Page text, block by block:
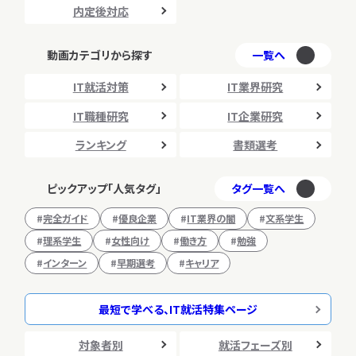
内定後対応
動画カテゴリから探す 一覧へ
IT就活対策
IT業界研究
IT職種研究
IT企業研究
ランキング
書類選考
ピックアップ「人気タグ」 タグ一覧へ
完全ガイド 優良企業 IT業界の闇
文系学生
理系学生
女性向け 働き方
勉強
インターン
早期選考 キャリア
最短で学べる、IT就活特集ページ
対象者別 就活フェーズ別